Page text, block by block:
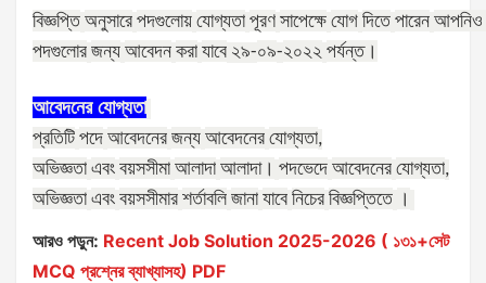
বিজ্ঞপ্তি অনুসারে পদগুলোয় যোগ্যতা পূরণ সাপেক্ষে যোগ দিতে পারেন
পদগুলোর জন্য আবেদন করা যাবে ২৯-০৯-২০২২ পর্যন্ত।
আবেদনের যোগ্যতা
প্রতিটি পদে আবেদনের জন্য আবেদনের যোগ্যতা,
অভিজ্ঞতা এবং বয়সসীমা আলাদা আলাদা। পদভেদে আবেদনের যোগ্যতা,
অভিজ্ঞতা এবং বয়সসীমার শর্তাবলি জানা যাবে নিচের বিজ্ঞপ্তিতে ।
আরও পড়ুন: Recent Job Solution 2025-2026 ( ১৩১+সেট
MCQ প্রশ্নের ব্যাখ্যাসহ) PDF